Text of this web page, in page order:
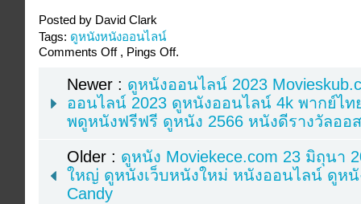
Posted by David Clark
Tags: ดูหนังหนังออนไลน์
Comments Off , Pings Off.
Newer : ดูหนังออนไลน์ 2023
ออนไลน์ 2023 ดูหนังออนไลน์ 4k พากย์ไ
พดูหนังฟรีฟรี ดูหนัง 2566 หนังดีรางวัลออส
Older : ดูหนัง Moviekece.com 23 มิถุนา
ใหญ่ ดูหนังเว็บหนังใหม่ หนังออนไลน์ ดูหนั
Candy